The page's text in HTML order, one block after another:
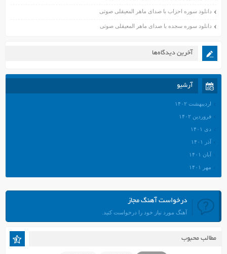
دانلود سوره احزاب با صدای ماهر المعیقلی صوتی
دانلود سوره سجده با صدای ماهر المعیقلی صوتی
آخرین دیدگاه‌ها
آرشیو
اردیبهشت ۱۴۰۲
فروردین ۱۴۰۲
دی ۱۴۰۱
آذر ۱۴۰۱
آبان ۱۴۰۱
مهر ۱۴۰۱
مرداد ۱۴۰۱
تیر ۱۴۰۱
فروردین ۱۴۰۱
درخواست آهنگ مجاز
آهنگ مورد نیاز خود را درخواست کنید.
مطالب محبوب